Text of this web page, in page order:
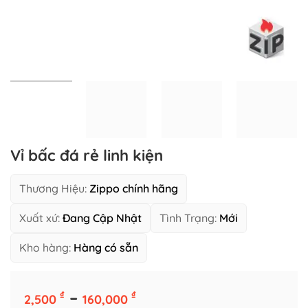
Vỉ bấc đá rẻ linh kiện
Thương Hiệu: Zippo chính hãng
Xuất xứ: Đang Cập Nhật Tình Trạng: Mới
Kho hàng: Hàng có sẵn
2,500 ₫ – 160,000 ₫Khoảng
Số Lượng Giá Tốt